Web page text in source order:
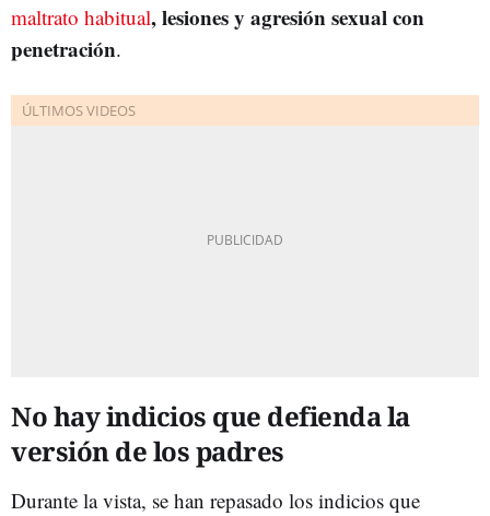
maltrato habitual, lesiones y agresión sexual con
penetración.
No hay indicios que defienda la
versión de los padres
Durante la vista, se han repasado los indicios que